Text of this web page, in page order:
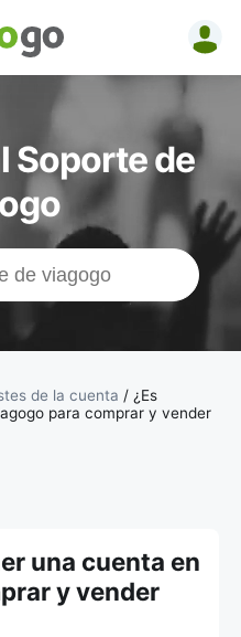
y
|
el
de
Soporte de
de la cuenta / ¿Es
para comprar y vender
una cuenta en
y vender